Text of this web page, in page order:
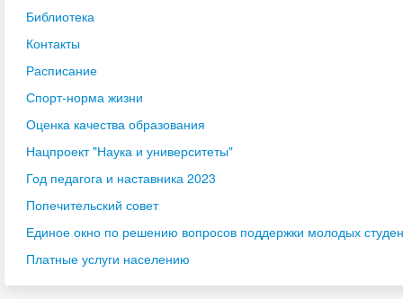
Библиотека
Контакты
Расписание
Спорт-норма жизни
Оценка качества образования
Нацпроект "Наука и университеты"
Год педагога и наставника 2023
Попечительский совет
Единое окно по решению вопросов поддержки молодых
Платные услуги населению